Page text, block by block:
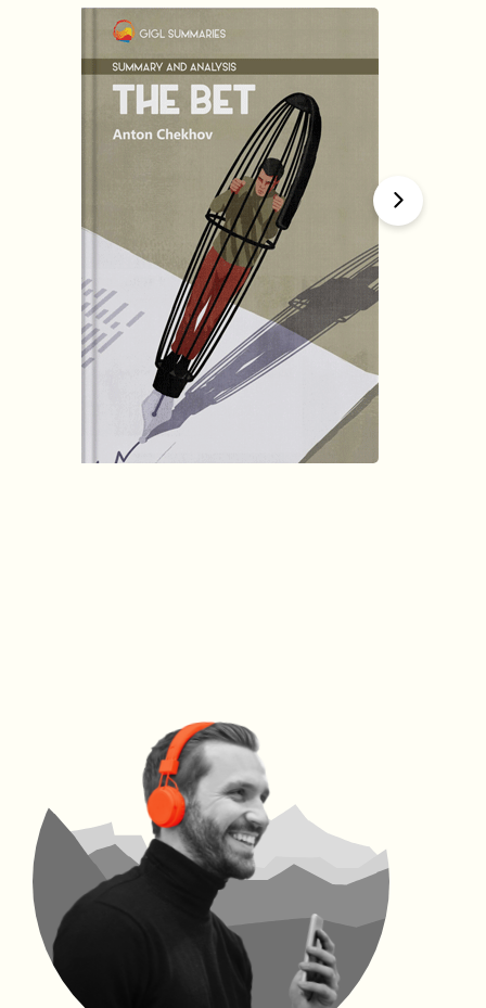
हिंदी (Hindi)
The Bet
Anton Chekhov
1634
Summary by
GIGLER
1622082 1622082